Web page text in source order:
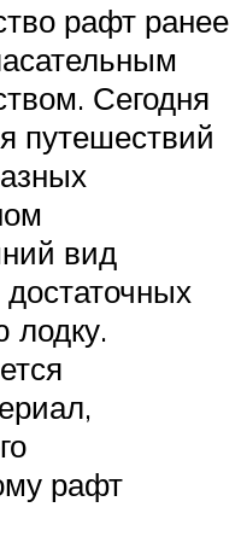
рафт ранее
Сегодня
путешествий
вид
лодку.
рафт